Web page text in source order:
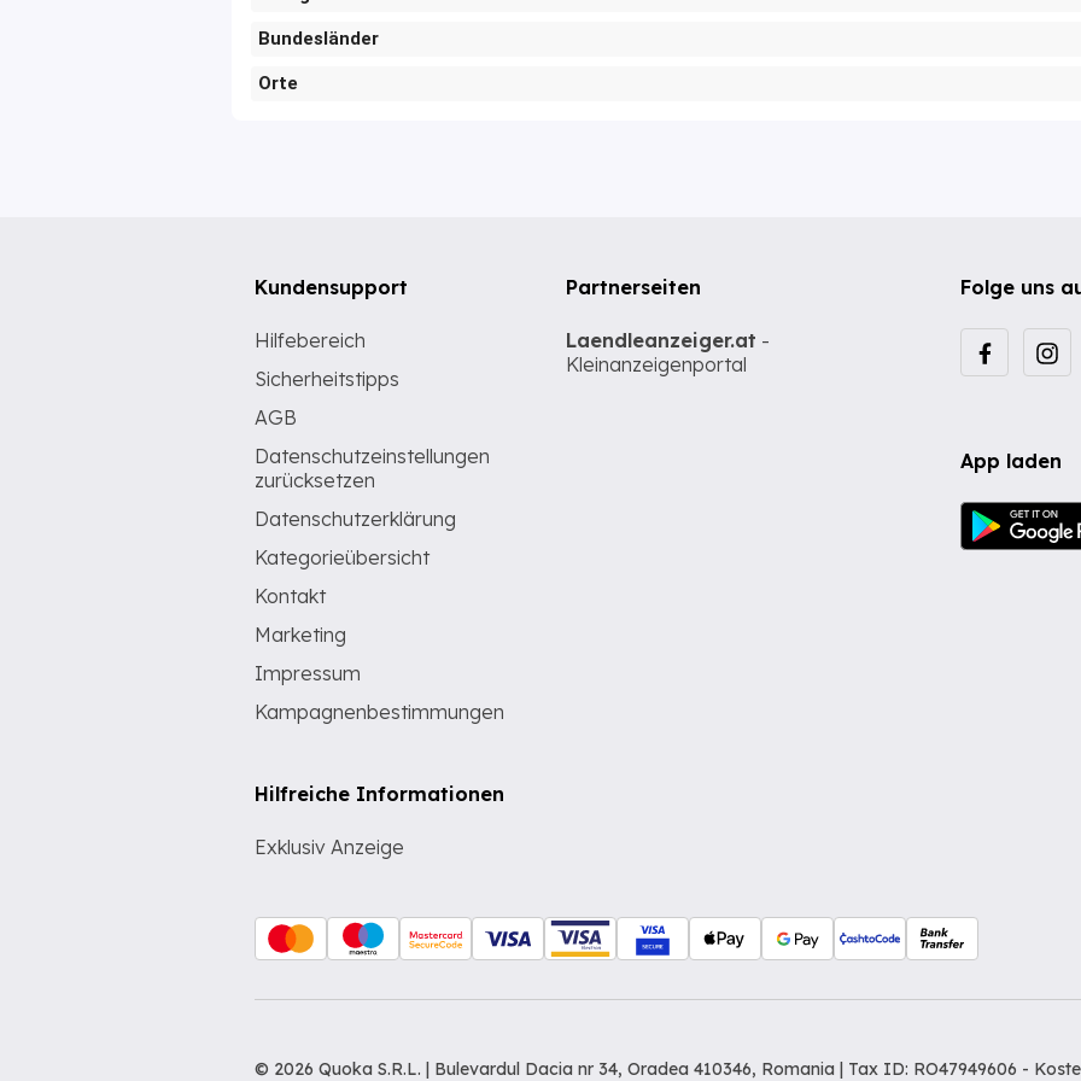
Bundesländer
Orte
Folge uns
App laden
Kundensupport
Hilfebereich
Sicherheitstipps
AGB
Datenschutzeinstellungen
zurücksetzen
Datenschutzerklärung
Kategorieübersicht
Kontakt
Marketing
Impressum
Kampagnenbestimmungen
Hilfreiche Informationen
Exklusiv Anzeige
Partnerseiten
Laendleanzeiger.at -
Kleinanzeigenportal
© 2026 Quoka S.R.L. | Bulevardul Dacia nr 34, Oradea 410346, Romania | Tax ID: RO47949606 -